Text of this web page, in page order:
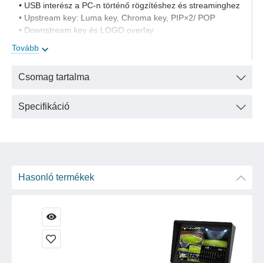
• USB interész a PC-n történő rögzítéshez és streaminghez
• Upstream key: Luma key, Chroma key, PIP×2/ POP
• Downstream key és LOGO overlay
(MIX/DIP/WIPE)
bemenet
• FTB/MUTE/STILL/GPIO a Tally-hoz
Tovább
Csomag tartalma
Specifikáció
Hasonló termékek